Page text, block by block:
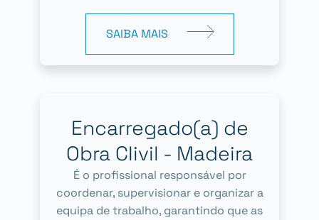
SAIBA MAIS
Encarregado(a) de
Obra CIivil - Madeira
É o profissional responsável por
coordenar, supervisionar e organizar a
equipa de trabalho, garantindo que as